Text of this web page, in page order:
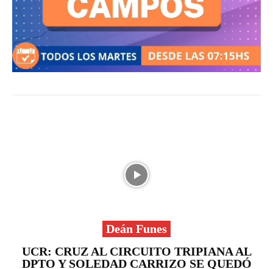
Deán Funes
UCR: CRUZ AL CIRCUITO TRIPIANA AL
DPTO Y SOLEDAD CARRIZO SE QUEDÓ